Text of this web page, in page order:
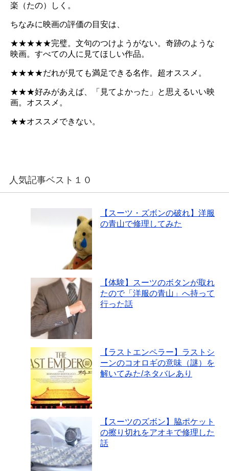
楽（たの）しく。
ちなみに映画の評価の目安は、
★★★★★完璧。文句のつけようがない。奇跡のような
映画。すべての人に見てほしい作品。
★★★★だれが見ても満足できる名作。超オススメ。
★★★好みがあえば、「見てよかった」と思えるいい映
画。オススメ。
★★オススメできない。
人気記事ベスト１０
【スーツ・ズボンの破れ】洋服
の青山で修理してみた
【体験】スーツのボタンが取れ
たので「洋服の青山」へ持って
行った話
【ラストエンペラー】ラストシ
ーンのコオロギの意味（謎）を
解いてみた/ネタバレあり
【スーツのズボン】脇ポケット
の擦り切れをアオキで修理した
話